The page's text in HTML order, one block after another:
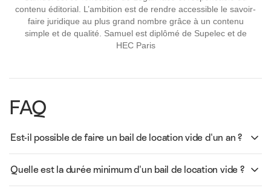
contenu éditorial. L’ambition est de rendre accessible le savoir-
faire juridique au plus grand nombre grâce à un contenu
simple et de qualité. Samuel est diplômé de Supelec et de
HEC Paris
FAQ
Est-il possible de faire un bail de location vide d'un an ?
Quelle est la durée minimum d'un bail de location vide ?